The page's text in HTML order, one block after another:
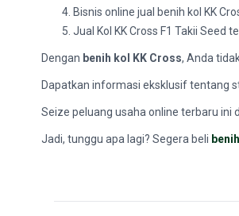
Bisnis online jual benih kol KK
Jual Kol KK Cross F1 Takii Seed
Dengan benih kol KK Cross, Anda
Dapatkan informasi eksklusif tentang
Seize peluang usaha online terbaru ini
Jadi, tunggu apa lagi? Segera beli